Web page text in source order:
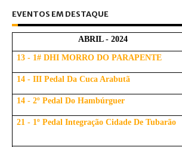
EVENTOS EM DESTAQUE
ABRIL - 2024
13 - 1# DHI MORRO DO PARAPENTE
14 - III Pedal Da Cuca Arabutã
14 - 2º Pedal Do Hambúrguer
21 - 1º Pedal Integração Cidade De Tubarão